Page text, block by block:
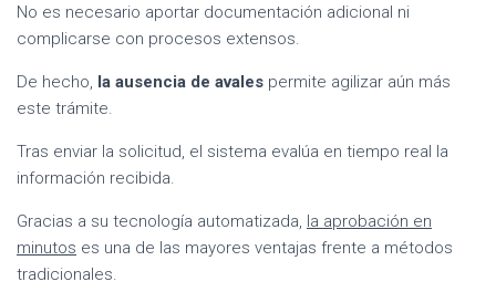
No es necesario aportar documentación adicional ni
complicarse con procesos extensos.
De hecho, la ausencia de avales permite agilizar aún más
este trámite.
Tras enviar la solicitud, el sistema evalúa en tiempo real la
información recibida.
Gracias a su tecnología automatizada, la aprobación en
minutos es una de las mayores ventajas frente a métodos
tradicionales.